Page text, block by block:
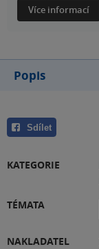
Více informací
Popis
Sdílet
KATEGORIE
TÉMATA
NAKLADATEL